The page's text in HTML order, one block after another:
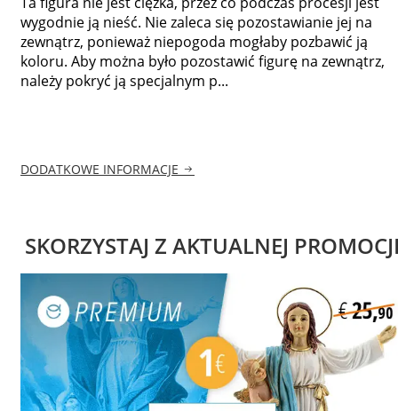
wygodnie ją nieść. Nie zaleca się pozostawianie jej na
zewnątrz, ponieważ niepogoda mogłaby pozbawić ją
koloru. Aby można było pozostawić figurę na zewnątrz,
należy pokryć ją specjalnym p...
DODATKOWE INFORMACJE
SKORZYSTAJ Z AKTUALNEJ